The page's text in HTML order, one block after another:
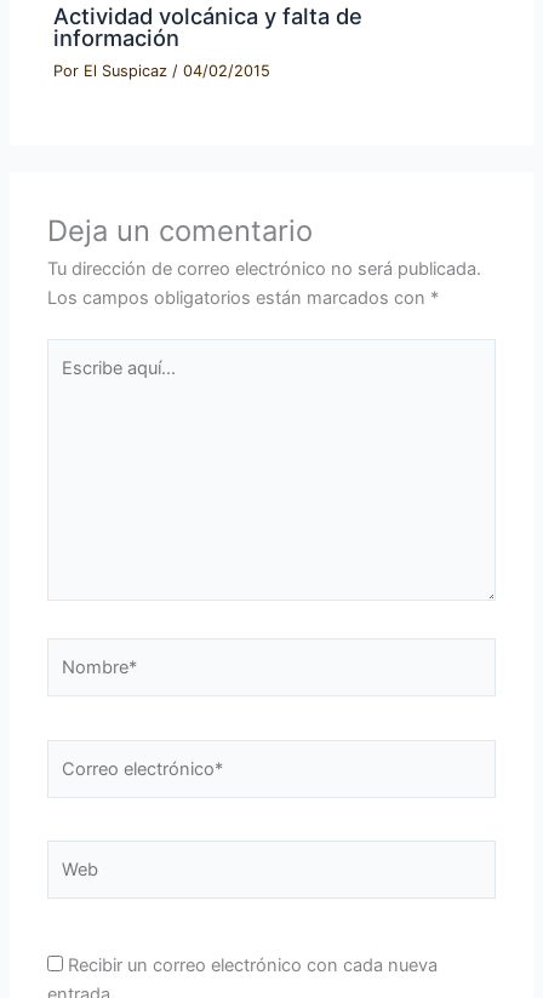
Actividad volcánica y falta de
información
Por El Suspicaz /04/02/2015
Deja un comentario
Tu dirección de correo electrónico no será publicada.
Los campos obligatorios están marcados con *
aquí...
electrónico*
Recibir un correo electrónico con cada nueva